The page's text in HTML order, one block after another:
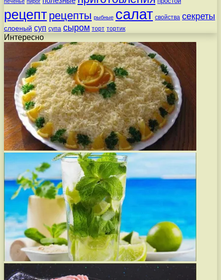
рецепт рецепты рыбные салат свойства секреты
слоеный суп супа сыром торт тортик
Интересно